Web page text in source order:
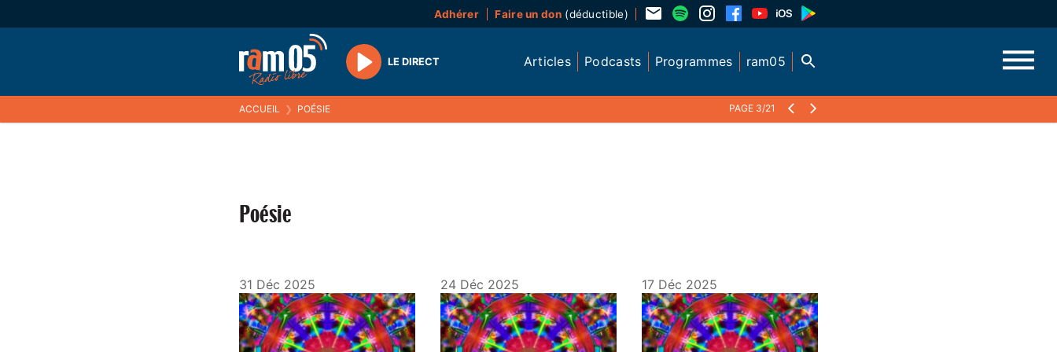
Adhérer Faire un don(déductible)
Play
LE DIRECT Articles Podcasts Programmes ram05
ACCUEIL ❯ POÉSIE PAGE 3/21
Poésie
31 Déc 2025 24 Déc 2025 17 Déc 2025